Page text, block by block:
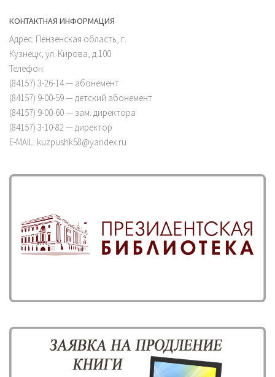
КОНТАКТНАЯ ИНФОРМАЦИЯ
Адрес: Пензенская область, г.
Кузнецк, ул. Кирова, д.100
Телефон:
(84157) 3-26-14 — абонемент
(84157) 9-00-59 — детский абонемент
(84157) 9-00-60 — зам. директора
(84157) 3-10-82 — директор
E-MAIL: kuzpushk58@yandex.ru